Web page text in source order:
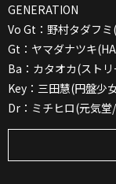
GENERATION
Vo Gt：野村タダフ
Gt：ヤマダナツキ
Ba：カタオカ(スト
Key：三田慧(円盤少
Dr：ミチヒロ(元気堂